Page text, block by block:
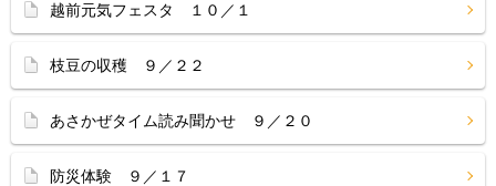
越前元気フェスタ １０／１
枝豆の収穫 ９／２２
あさかぜタイム読み聞かせ ９／２０
防災体験 ９／１７